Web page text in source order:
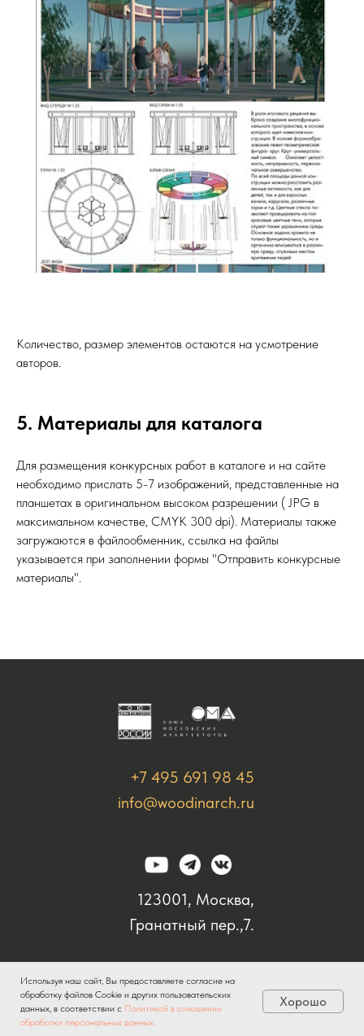
Количество, размер элементов остаются на усмотрение
авторов.
5. Материалы для каталога
Для размещения конкурсных работ в каталоге и на сайте
необходимо прислать 5-7 изображений, представленные на
планшетах в оригинальном высоком разрешении ( JPG в
максимальном качестве, CMYK 300 dpi). Материалы также
загружаются в файлообменник, ссылка на файлы
указывается при заполнении формы "Отправить конкурсные
материалы".
+7 495 691 98 45
info@woodinarch.ru
123001, Москва,
Гранатный пер.,7.
Используя наш сайт, Вы предоставляете согласие на
обработку файлов Сookie и других пользовательских
данных, в соответствии с Политикой в отношении
обработки персональных данных.
Хорошо
Made on Tilda